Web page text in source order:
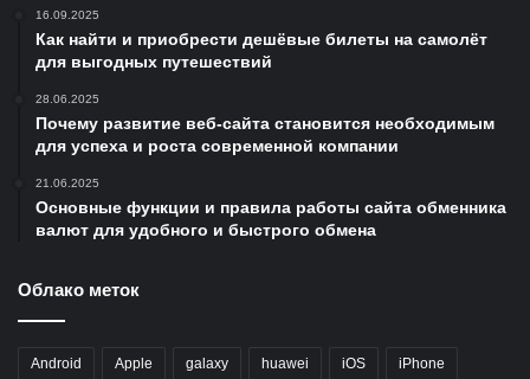
16.09.2025
Как найти и приобрести дешёвые билеты на самолёт
для выгодных путешествий
28.06.2025
Почему развитие веб-сайта становится необходимым
для успеха и роста современной компании
21.06.2025
Основные функции и правила работы сайта обменника
валют для удобного и быстрого обмена
Облако меток
Android Apple galaxy huawei iOS iPhone